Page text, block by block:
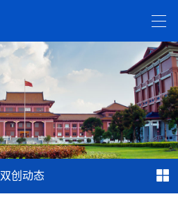
双创动态